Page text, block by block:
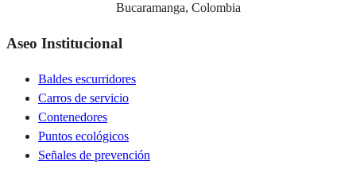
Bucaramanga, Colombia
Aseo Institucional
Baldes escurridores
Carros de servicio
Contenedores
Puntos ecológicos
Señales de prevención